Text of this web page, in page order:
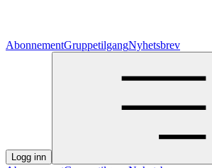
AbonnementGruppetilgangNyhetsbrev
Logg inn